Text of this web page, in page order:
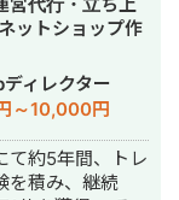
アントに、
SNS動画制作に
て企画から撮
作プロセスを
ウハウを蓄積し
ットショップ作
動画制作・動
ィレクター
～10,000円
て約5年間、トレ
を積み、継続